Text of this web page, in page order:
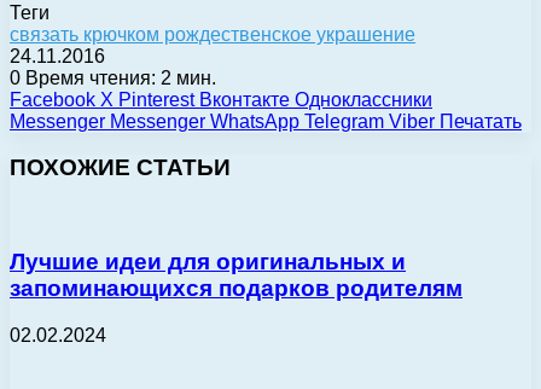
Теги
связать крючком рождественское украшение
24.11.2016
0 Время чтения: 2 мин.
Facebook X Pinterest Вконтакте Одноклассники
Messenger Messenger WhatsApp Telegram Viber Печатать
ПОХОЖИЕ СТАТЬИ
Лучшие идеи для оригинальных и
запоминающихся подарков родителям
02.02.2024